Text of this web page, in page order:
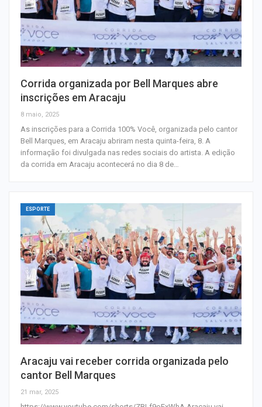
Corrida organizada por Bell Marques abre
inscrições em Aracaju
8 maio, 2025
As inscrições para a Corrida 100% Você, organizada pelo cantor
Bell Marques, em Aracaju abriram nesta quinta-feira, 8. A
informação foi divulgada nas redes sociais do artista. A edição
da corrida em Aracaju acontecerá no dia 8 de…
ESPORTE
Aracaju vai receber corrida organizada pelo
cantor Bell Marques
21 mar, 2025